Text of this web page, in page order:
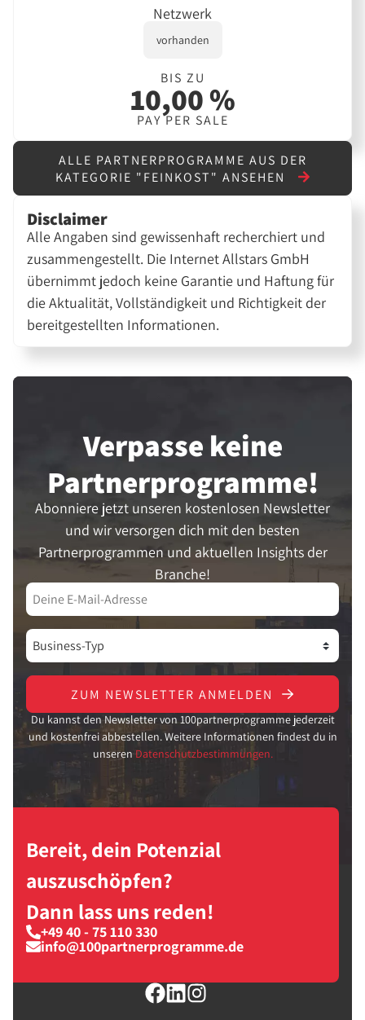
Netzwerk
vorhanden
BIS ZU
10,00 %
PAY PER SALE
ALLE PARTNERPROGRAMME AUS DER
KATEGORIE "FEINKOST" ANSEHEN
Disclaimer
Alle Angaben sind gewissenhaft recherchiert und
zusammengestellt. Die Internet Allstars GmbH
übernimmt jedoch keine Garantie und Haftung für
die Aktualität, Vollständigkeit und Richtigkeit der
bereitgestellten Informationen.
Verpasse keine
Partner­programme!
Abonniere jetzt unseren kostenlosen Newsletter
und wir versorgen dich mit den besten
Partnerprogrammen und aktuellen Insights der
Branche!
ZUM NEWSLETTER ANMELDEN
Du kannst den Newsletter von 100partnerprogramme jederzeit
und kostenfrei abbestellen. Weitere Informationen findest du in
unseren Datenschutzbestimmungen.
Bereit, dein Potenzial
auszuschöpfen?
Dann lass uns reden!
+49 40 - 75 110 330
info@100partnerprogramme.de